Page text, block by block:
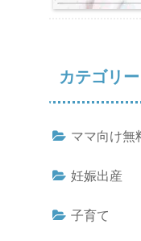
カテゴリー
ママ向け無
妊娠出産
子育て